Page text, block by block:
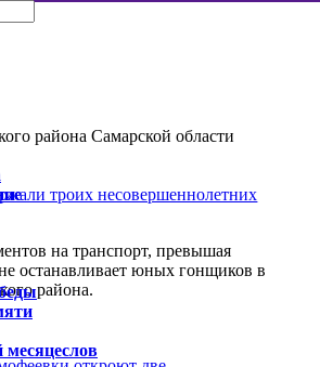
района Самарской области
троих несовершеннолетних
на транспорт, превышая
останавливает юных гонщиков в
района.